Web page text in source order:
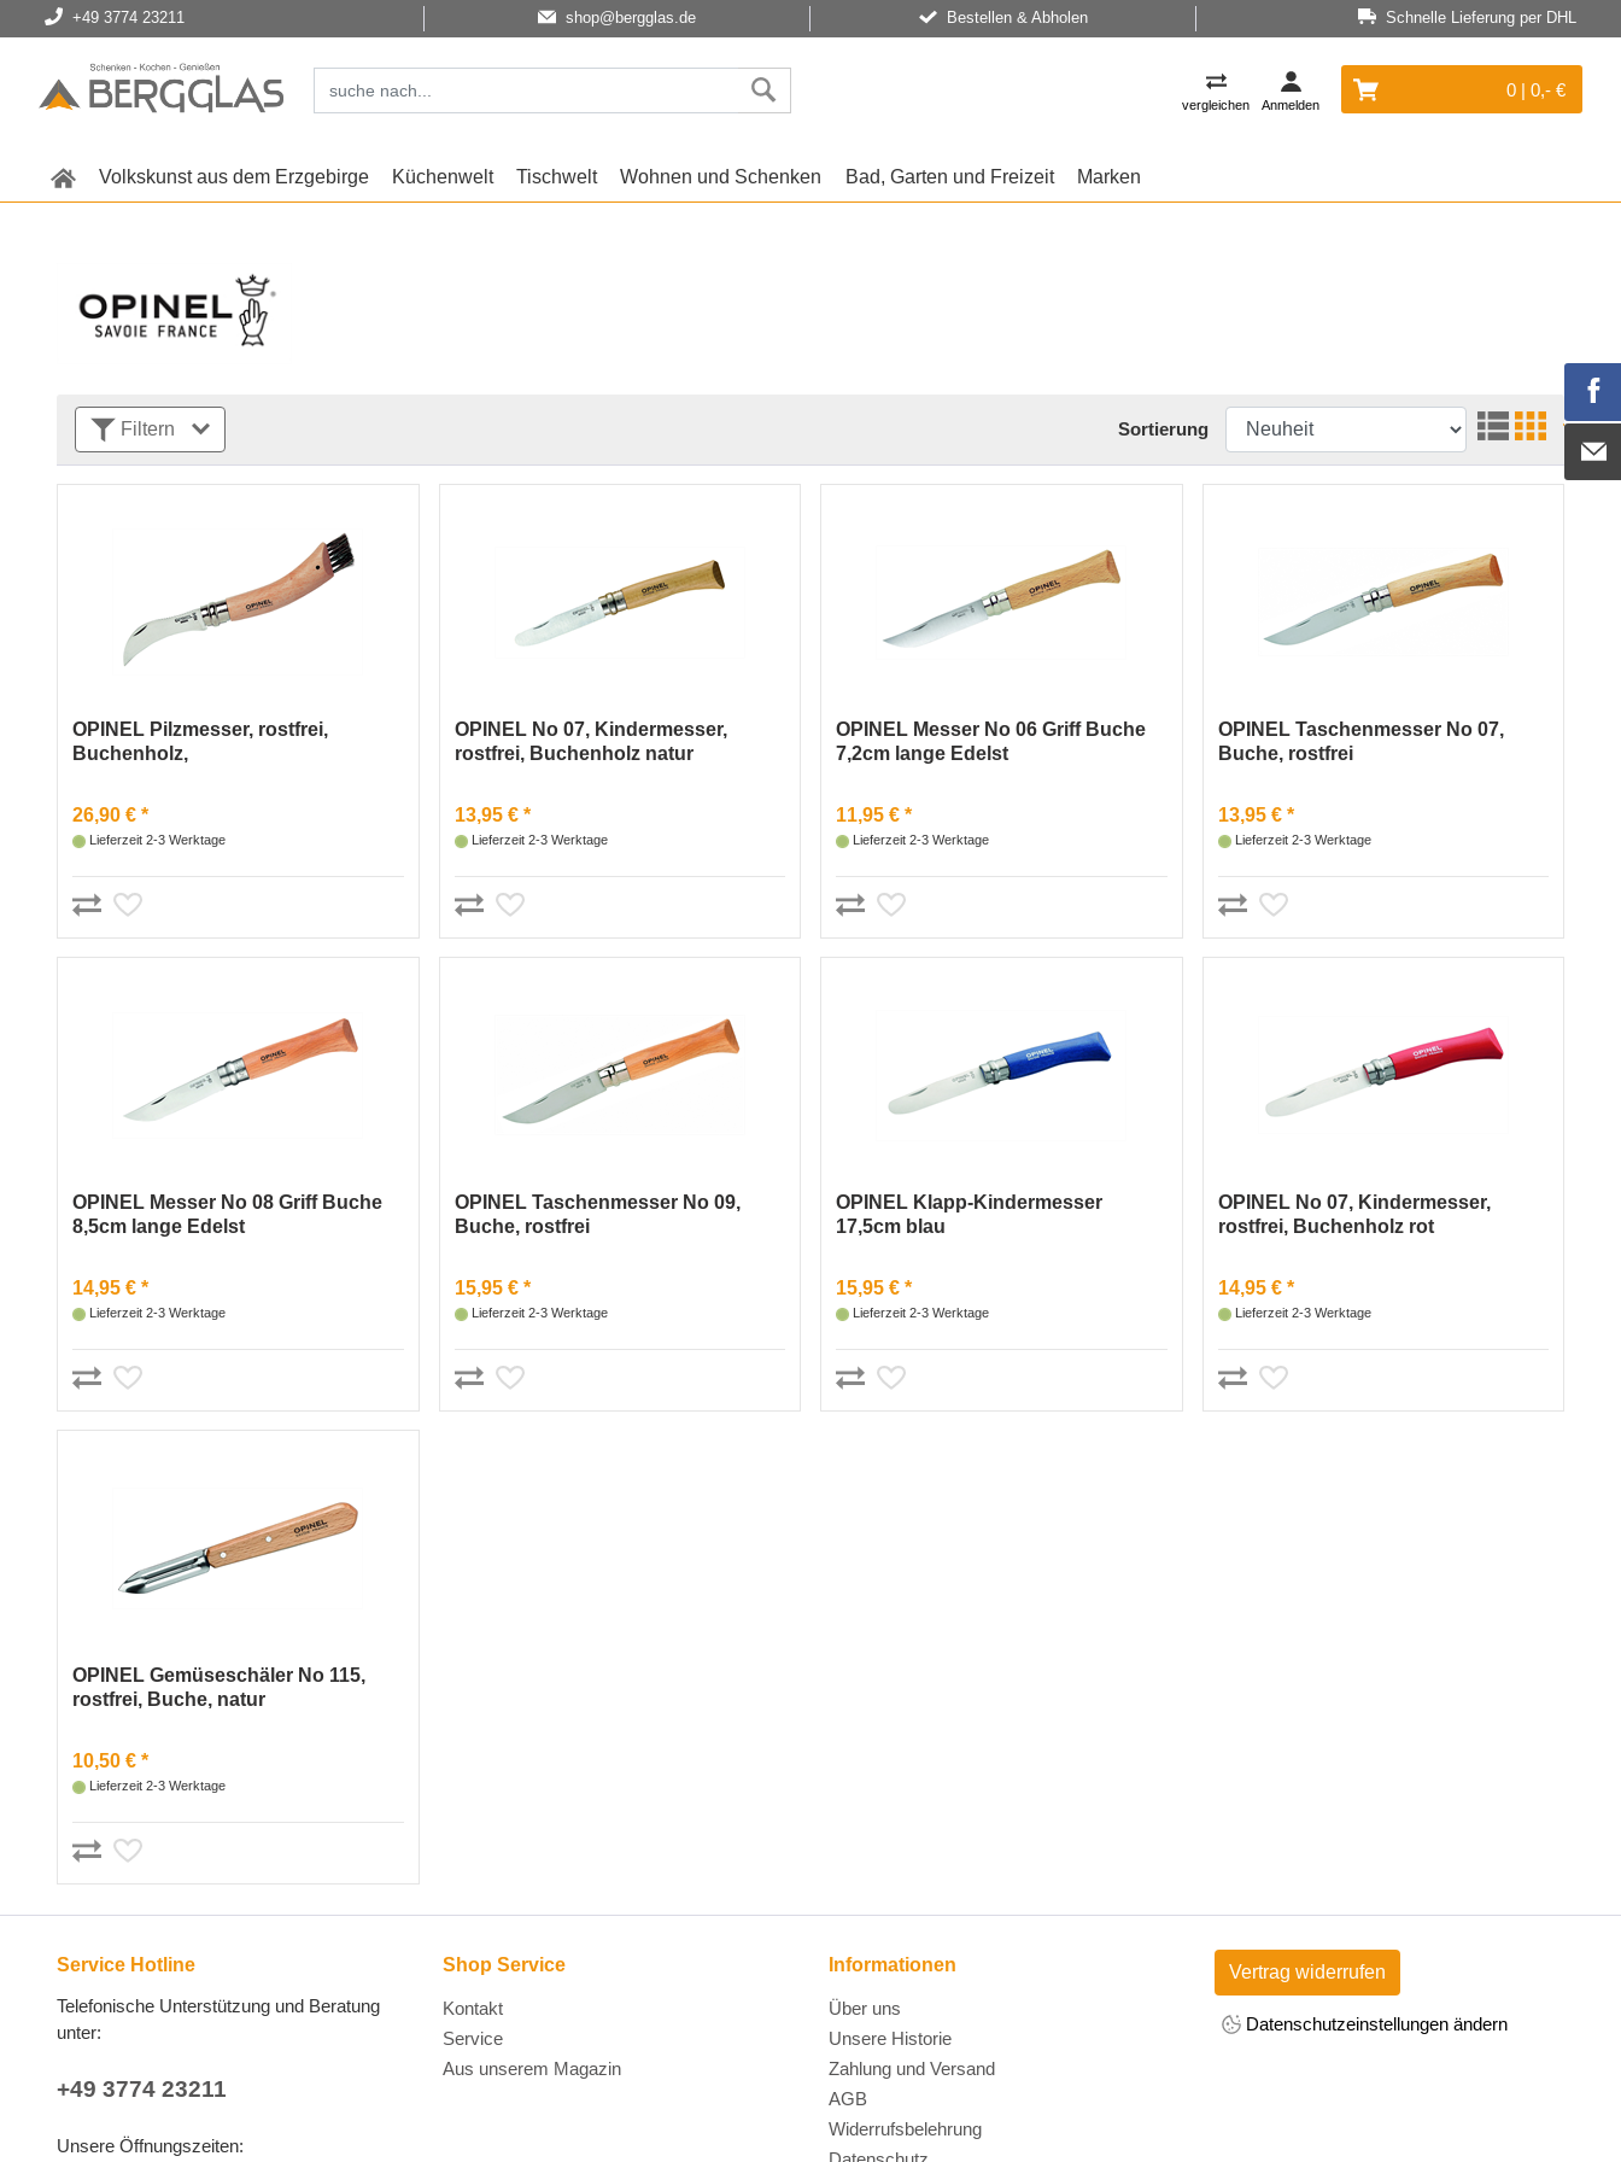
+49 3774 23211 shop@bergglas.de Bestellen & Abholen Schnelle Lieferung per DHL
vergleichen Anmelden
0 | 0,- €
Volkskunst aus dem Erzgebirge Küchenwelt Tischwelt Wohnen und Schenken Bad, Garten und Freizeit Marken
Filtern Sortierung
OPINEL Pilzmesser, rostfrei,
Buchenholz,
26,90 € *
Lieferzeit 2-3 Werktage
OPINEL No 07, Kindermesser,
rostfrei, Buchenholz natur
13,95 € *
Lieferzeit 2-3 Werktage
OPINEL Messer No 06 Griff Buche
7,2cm lange Edelst
11,95 € *
Lieferzeit 2-3 Werktage
OPINEL Taschenmesser No 07,
Buche, rostfrei
13,95 € *
Lieferzeit 2-3 Werktage
OPINEL Messer No 08 Griff Buche
8,5cm lange Edelst
14,95 € *
Lieferzeit 2-3 Werktage
OPINEL Taschenmesser No 09,
Buche, rostfrei
15,95 € *
Lieferzeit 2-3 Werktage
OPINEL Klapp-Kindermesser
17,5cm blau
15,95 € *
Lieferzeit 2-3 Werktage
OPINEL No 07, Kindermesser,
rostfrei, Buchenholz rot
14,95 € *
Lieferzeit 2-3 Werktage
OPINEL Gemüseschäler No 115,
rostfrei, Buche, natur
10,50 € *
Lieferzeit 2-3 Werktage
Service Hotline
Telefonische Unterstützung und Beratung
unter:
+49 3774 23211
Unsere Öffnungszeiten:
Shop Service
Kontakt
Service
Aus unserem Magazin
Informationen
Über uns
Unsere Historie
Zahlung und Versand
AGB
Widerrufsbelehrung
Vertrag widerrufen
Datenschutzeinstellungen ändern